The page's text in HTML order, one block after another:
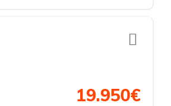
19.950€